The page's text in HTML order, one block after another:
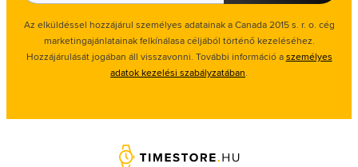
Az elküldéssel hozzájárul személyes adatainak a Canada 2015 s. r. o. cég
marketingajánlatainak felkínálasa céljából történő kezeléséhez.
Hozzájárulását jogában áll visszavonni. További információ aszemélyes
adatok kezelési szabályzatában.